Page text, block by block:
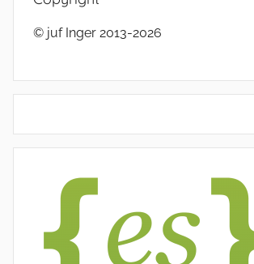
© juf Inger 2013-2026